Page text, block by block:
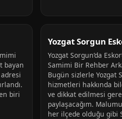
bayan
biri
Yozgat Sorgun
Yozgat Sorgun’da
Samimi Bir Rehber
Bugün sizlerle Yozgat
hizmetleri hakkında
ve dikkat edilmesi
paylaşacağım.
her ilçede olduğu gibi